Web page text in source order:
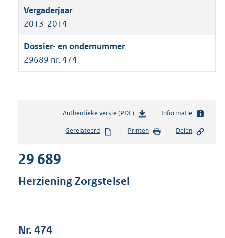
2013-2014
29689 nr. 474
Authentieke versie (PDF)b
s
Informatie
Gerelateerd Printen Delen
29 689
Herziening Zorgstelsel
Nr. 474